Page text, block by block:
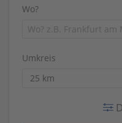
Wo?
Umkreis